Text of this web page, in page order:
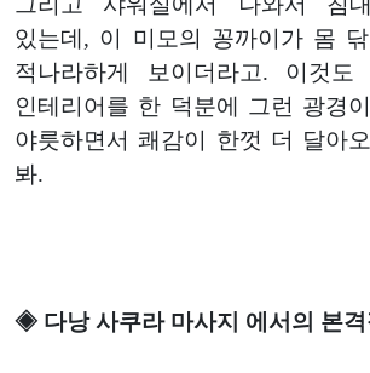
있는데, 이 미모의 꽁까이가 몸
적나라하게 보이더라고. 이것도
인테리어를 한 덕분에 그런 광경
야릇하면서 쾌감이 한껏 더 달아
봐.
◈ 다낭 사쿠라 마사지 에서의 본격